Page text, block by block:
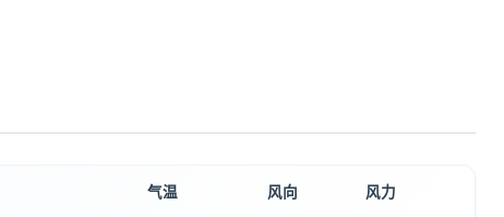
气温 风向 风力